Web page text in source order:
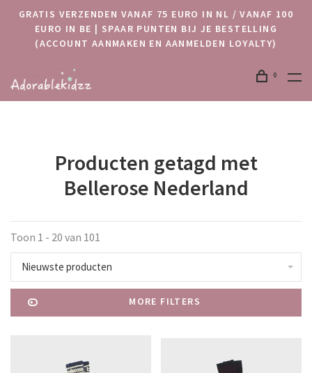
GRATIS VERZENDEN VANAF 75 EURO IN NL / VANAF 100
EURO IN BE | SPAAR PUNTEN BIJ JE BESTELLING
(ACCOUNT AANMAKEN EN AANMELDEN LOYALTY)
0
Producten getagd met
Bellerose Nederland
Toon 1 - 20 van 101
Nieuwste producten
MORE FILTERS